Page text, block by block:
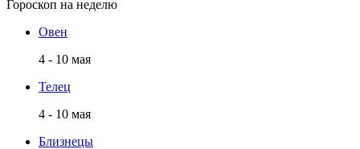
Гороскоп на неделю
Овен
4 - 10 мая
Телец
4 - 10 мая
Близнецы